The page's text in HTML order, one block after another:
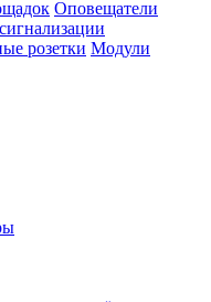
Оповещатели
розетки Модули